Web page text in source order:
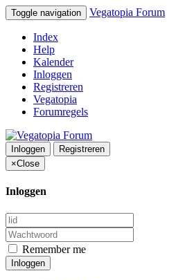
Toggle navigation Vegatopia Forum
Index
Help
Kalender
Inloggen
Registreren
Vegatopia
Forumregels
Inloggen
Registreren
×Close
Inloggen
Remember me
Inloggen